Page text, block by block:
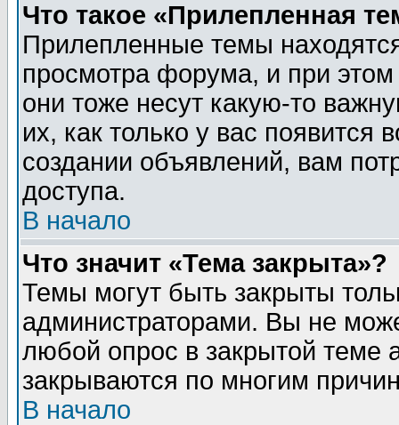
Что такое «Прилепленная
Прилепленные темы
просмотра форума, и при
они тоже несут какую-то
их, как только у вас появится
создании объявлений, вам
доступа.
В начало
Что значит «Тема закрыта»?
Темы могут быть закрыты
администраторами. Вы не
любой опрос в закрытой теме
закрываются по многим
В начало